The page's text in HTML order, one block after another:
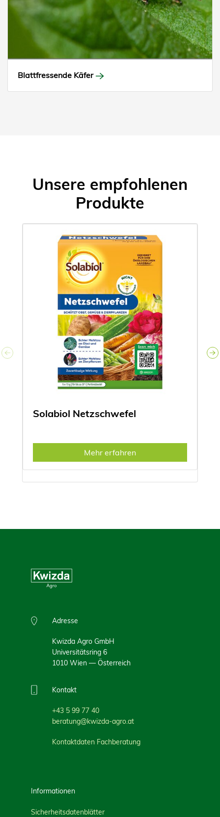
Blattfressende Käfer
Unsere empfohlenen
Produkte
Solabiol Netzschwefel
Mehr erfahren
Adresse
Kwizda Agro GmbH
Universitätsring 6
1010 Wien — Österreich
Kontakt
+43 5 99 77 40
beratung@kwizda-agro.at
Kontaktdaten Fachberatung
Informationen
Sicherheitsdatenblätter